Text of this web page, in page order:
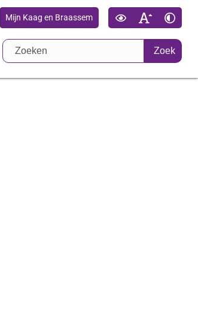
Mijn Kaag en Braassem
Zoek